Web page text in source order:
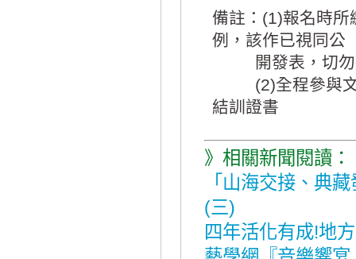
備註：(1)報名時所
例，該作已視同公
開發表，切勿將
(2)全程參與文
結訓證書
》相關新聞閱讀：
「山海交接、典
(三)
四年活化有成!地